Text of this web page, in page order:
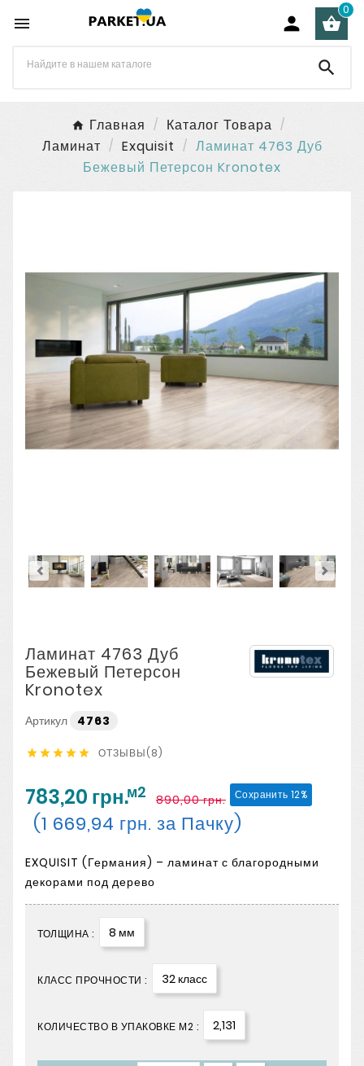
  
0

Главная
Каталог Товара
Ламинат
Exquisit
Ламинат 4763 Дуб
Бежевый Петерсон Kronotex
Ламинат 4763 Дуб
Бежевый Петерсон
Kronotex
Артикул 4763
     ОТЗЫВЫ(8)
783,20 грн.м2 890,00 грн. Сохранить 12%
(1 669,94 грн. за Пачку)
EXQUISIT (Германия) – ламинат с благородными
декорами под дерево
ТОЛЩИНА : 8 мм
КЛАСС ПРОЧНОСТИ : 32 класс
КОЛИЧЕСТВО В УПАКОВКЕ М2 : 2,131